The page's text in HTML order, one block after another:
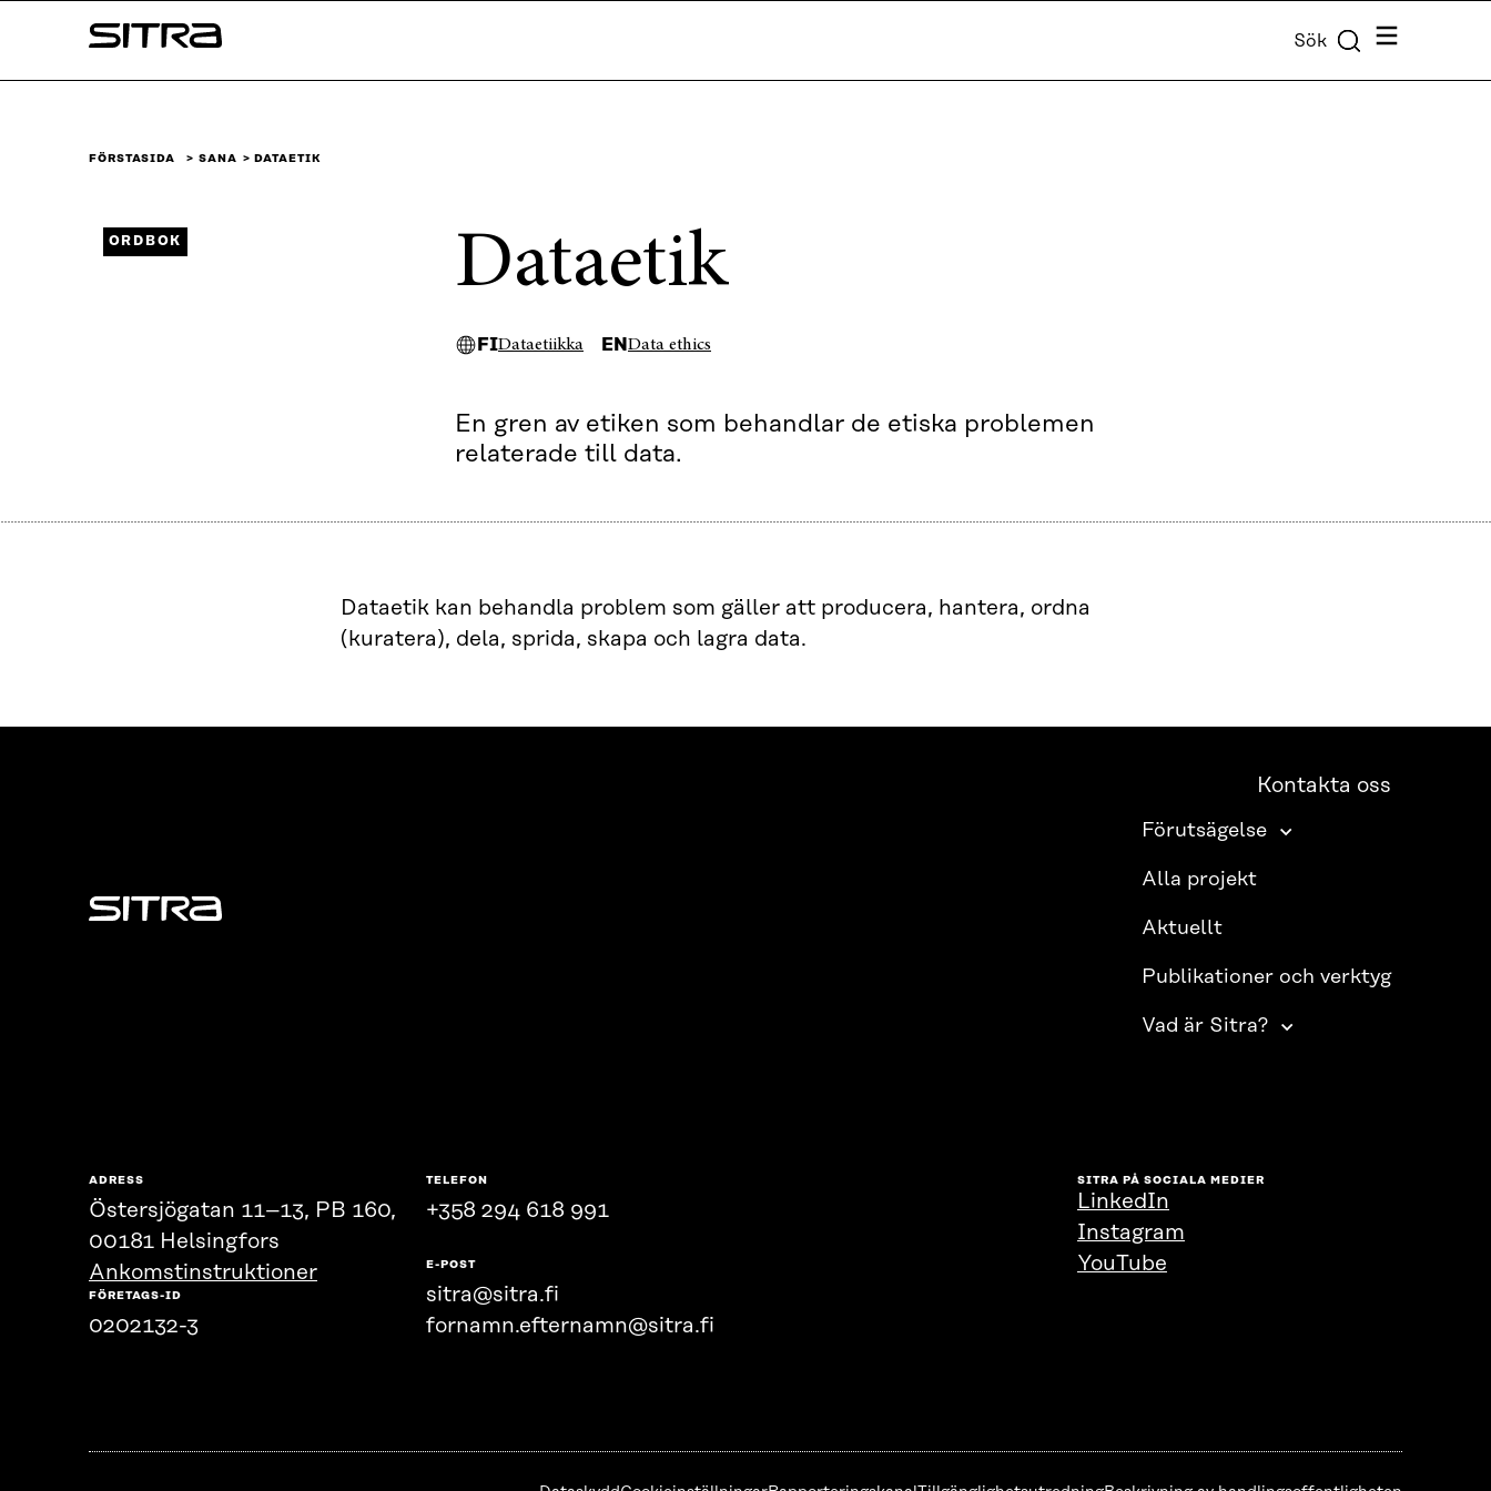
↓
Sitra Sök Meny
FÖRSTASIDA SANA DATAETIK
Dataetik
FIDataetiikka EN Data ethics
En gren av etiken som behandlar de etiska problemen
relaterade till data.
ORDBOK
Dataetik kan behandla problem som gäller att producera, hantera, ordna
(kuratera), dela, sprida, skapa och lagra data.
Sitra
Kontakta oss
Förutsägelse
Alla projekt
Aktuellt
Publikationer och verktyg
Vad är Sitra?
ADRESS
Östersjögatan 11–13, PB 160,
00181 Helsingfors
Ankomstinstruktioner
FÖRETAGS-ID
0202132-3
TELEFON
+358 294 618 991
E-POST
sitra@sitra.fi
fornamn.efternamn@sitra.fi
SITRA PÅ SOCIALA MEDIER
LinkedIn
Instagram
YouTube